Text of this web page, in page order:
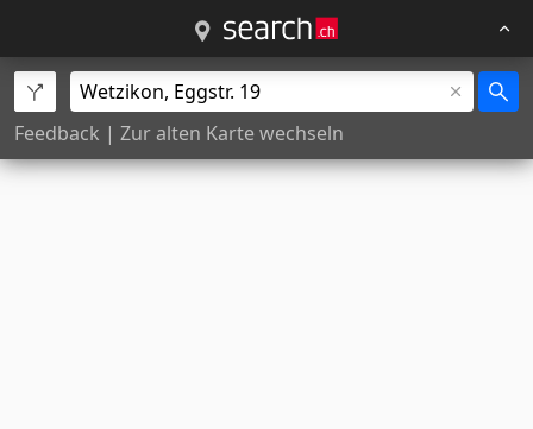
Feedback | Zur alten Karte wechseln